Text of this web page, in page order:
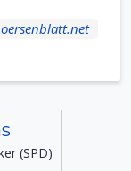
(SPD)